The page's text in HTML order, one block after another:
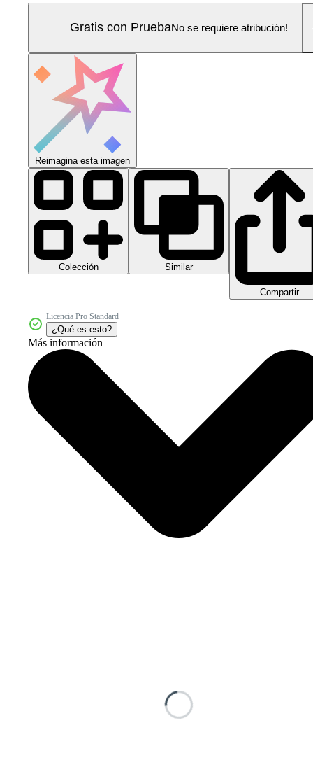
Gratis con PruebaNo se requiere atribución!
Reimagina esta imagen
Colección Similar
Compartir
Licencia Pro Standard
¿Qué es esto?
Más información